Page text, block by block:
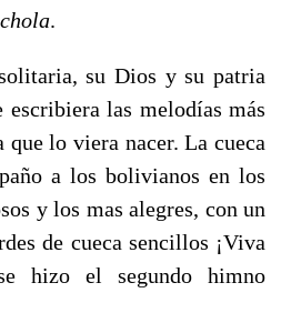
.
su Dios y su patria
escribiera las melodías más
lo viera nacer. La cueca
a los bolivianos en los
y los mas alegres, con un
de cueca sencillos ¡Viva
hizo el segundo himno